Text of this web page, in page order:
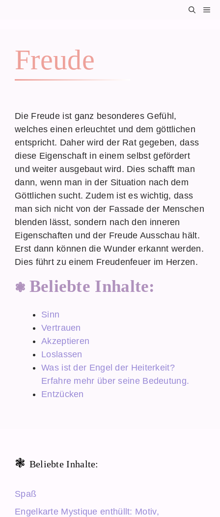
Freude
Die Freude ist ganz besonderes Gefühl,
welches einen erleuchtet und dem göttlichen
entspricht. Daher wird der Rat gegeben, dass
diese Eigenschaft in einem selbst gefördert
und weiter ausgebaut wird. Dies schafft man
dann, wenn man in der Situation nach dem
Göttlichen sucht. Zudem ist es wichtig, dass
man sich nicht von der Fassade der Menschen
blenden lässt, sondern nach den inneren
Eigenschaften und der Freude Ausschau hält.
Erst dann können die Wunder erkannt werden.
Dies führt zu einem Freudenfeuer im Herzen.
Beliebte Inhalte:
Sinn
Vertrauen
Akzeptieren
Loslassen
Was ist der Engel der Heiterkeit?
Erfahre mehr über seine Bedeutung.
Entzücken
Beliebte Inhalte:
Spaß
Engelkarte Mystique enthüllt: Motiv,